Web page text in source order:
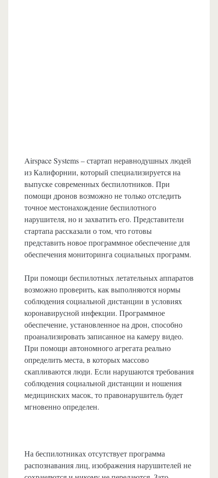
Airspace Systems – стартап неравнодушных людей
из Калифорнии, который специализируется на
выпуске современных беспилотников. При
помощи дронов возможно не только отследить
точное местонахождение беспилотного
нарушителя, но и захватить его. Представители
стартапа рассказали о том, что готовы
представить новое программное обеспечение для
обеспечения мониторинга социальных программ.
При помощи беспилотных летательных аппаратов
возможно проверить, как выполняются нормы
соблюдения социальной дистанции в условиях
коронавирусной инфекции. Программное
обеспечение, установленное на дрон, способно
проанализировать записанное на камеру видео.
При помощи автономного агрегата реально
определить места, в которых массово
скапливаются люди. Если нарушаются требования
соблюдения социальной дистанции и ношения
медицинских масок, то правонарушитель будет
мгновенно определен.
На беспилотниках отсутствует программа
распознавания лиц, изображения нарушителей не